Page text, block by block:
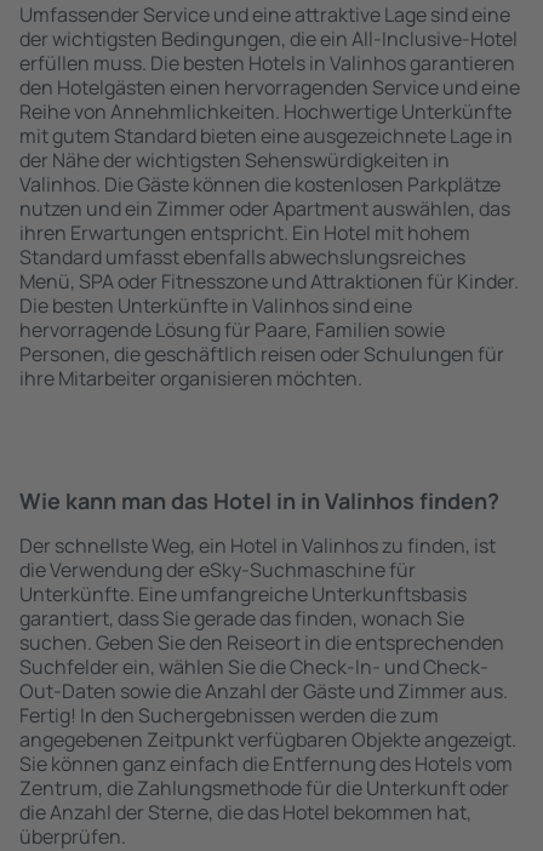
Umfassender Service und eine attraktive Lage sind eine
der wichtigsten Bedingungen, die ein All-Inclusive-Hotel
erfüllen muss. Die besten Hotels in Valinhos garantieren
den Hotelgästen einen hervorragenden Service und eine
Reihe von Annehmlichkeiten. Hochwertige Unterkünfte
mit gutem Standard bieten eine ausgezeichnete Lage in
der Nähe der wichtigsten Sehenswürdigkeiten in
Valinhos. Die Gäste können die kostenlosen Parkplätze
nutzen und ein Zimmer oder Apartment auswählen, das
ihren Erwartungen entspricht. Ein Hotel mit hohem
Standard umfasst ebenfalls abwechslungsreiches
Menü, SPA oder Fitnesszone und Attraktionen für Kinder.
Die besten Unterkünfte in Valinhos sind eine
hervorragende Lösung für Paare, Familien sowie
Personen, die geschäftlich reisen oder Schulungen für
ihre Mitarbeiter organisieren möchten.
Wie kann man das Hotel in in Valinhos finden?
Der schnellste Weg, ein Hotel in Valinhos zu finden, ist
die Verwendung der eSky-Suchmaschine für
Unterkünfte. Eine umfangreiche Unterkunftsbasis
garantiert, dass Sie gerade das finden, wonach Sie
suchen. Geben Sie den Reiseort in die entsprechenden
Suchfelder ein, wählen Sie die Check-In- und Check-
Out-Daten sowie die Anzahl der Gäste und Zimmer aus.
Fertig! In den Suchergebnissen werden die zum
angegebenen Zeitpunkt verfügbaren Objekte angezeigt.
Sie können ganz einfach die Entfernung des Hotels vom
Zentrum, die Zahlungsmethode für die Unterkunft oder
die Anzahl der Sterne, die das Hotel bekommen hat,
überprüfen.